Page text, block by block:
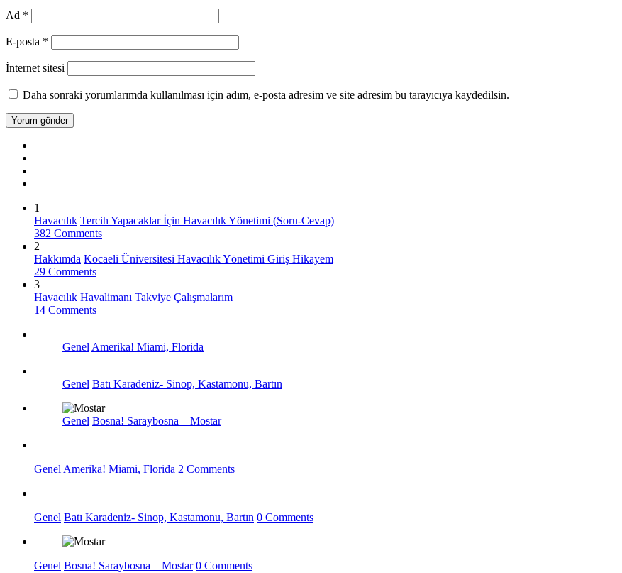
Ad *
E-posta *
İnternet sitesi
Daha sonraki yorumlarımda kullanılması için adım, e-posta adresim ve site adresim bu tarayıcıya kaydedilsin.
1
Havacılık Tercih Yapacaklar İçin Havacılık Yönetimi (Soru-Cevap)
382 Comments
2
Hakkımda Kocaeli Üniversitesi Havacılık Yönetimi Giriş Hikayem
29 Comments
3
Havacılık Havalimanı Takviye Çalışmalarım
14 Comments
Genel Amerika! Miami, Florida
Genel Batı Karadeniz- Sinop, Kastamonu, Bartın
Genel Bosna! Saraybosna – Mostar
Genel Amerika! Miami, Florida 2 Comments
Genel Batı Karadeniz- Sinop, Kastamonu, Bartın 0 Comments
Genel Bosna! Saraybosna – Mostar 0 Comments